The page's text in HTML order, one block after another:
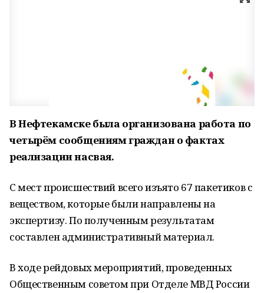
В Нефтекамске была организована работа по
четырём сообщениям граждан о фактах
реализации насвая.
С мест происшествий всего изъято 67 пакетиков с
веществом, которые были направлены на
экспертизу. По полученным результатам
составлен административный материал.
В ходе рейдовых мероприятий, проведенных
Общественным советом при Отделе МВД России